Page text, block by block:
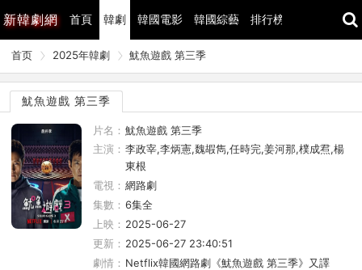
新韓劇網 首頁 韓劇 韓國電影 韓國綜藝 排行榜
首页 2025年韓劇 魷魚遊戲 第三季
魷魚遊戲 第三季
片名： 魷魚遊戲 第三季
主演： 李政宰,李炳憲,魏嘏雋,任時完,姜河那,樸成焄,楊
東根
電視： 網路劇
集數： 6集全
上映： 2025-06-27
更新： 2025-06-27 23:40:51
劇情： Netflix韓國網路劇《魷魚遊戲 第三季》又譯